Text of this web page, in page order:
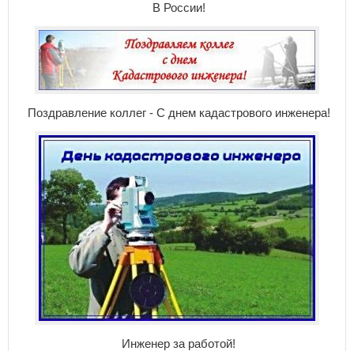
В России!
Поздравление коллег - С днем кадастрового инженера!
Инженер за работой!